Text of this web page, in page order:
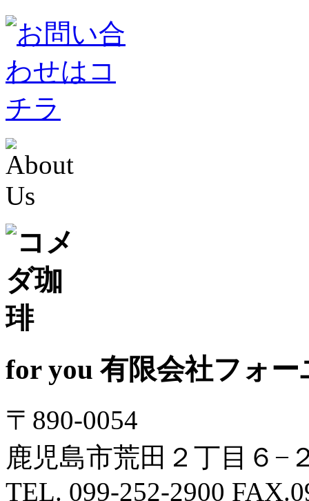
for you 有限会社フォー
〒890-0054
鹿児島市荒田２丁目６−
TEL. 099-252-2900